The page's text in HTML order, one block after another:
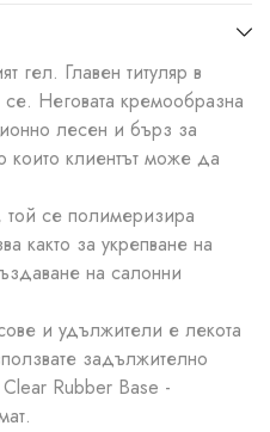
гел. Главен титуляр в
Неговата кремообразна
лесен и бърз за
които клиентът може да
той се полимеризира
както за укрепване на
на салонни
и удължители е лекота
задължително
Rubber Base -